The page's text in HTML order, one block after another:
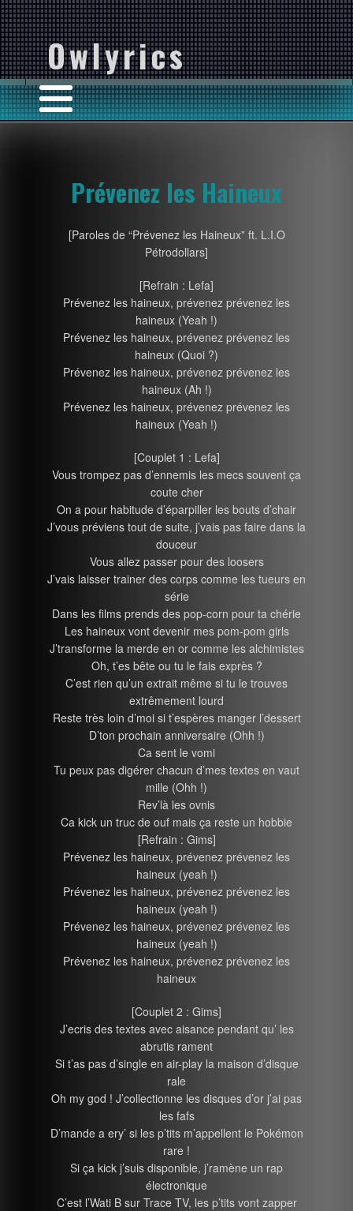
Owlyrics
Prévenez les Haineux
[Paroles de “Prévenez les Haineux” ft. L.I.O
Pétrodollars]
[Refrain : Lefa]
Prévenez les haineux, prévenez prévenez les
haineux (Yeah !)
Prévenez les haineux, prévenez prévenez les
haineux (Quoi ?)
Prévenez les haineux, prévenez prévenez les
haineux (Ah !)
Prévenez les haineux, prévenez prévenez les
haineux (Yeah !)
[Couplet 1 : Lefa]
Vous trompez pas d’ennemis les mecs souvent ça
coute cher
On a pour habitude d’éparpiller les bouts d’chair
J’vous préviens tout de suite, j’vais pas faire dans la
douceur
Vous allez passer pour des loosers
J’vais laisser trainer des corps comme les tueurs en
série
Dans les films prends des pop-corn pour ta chérie
Les haineux vont devenir mes pom-pom girls
J’transforme la merde en or comme les alchimistes
Oh, t’es bête ou tu le fais exprès ?
C’est rien qu’un extrait même si tu le trouves
extrêmement lourd
Reste très loin d’moi si t’espères manger l’dessert
D’ton prochain anniversaire (Ohh !)
Ca sent le vomi
Tu peux pas digérer chacun d’mes textes en vaut
mille (Ohh !)
Rev’là les ovnis
Ca kick un truc de ouf mais ça reste un hobbie
[Refrain : Gims]
Prévenez les haineux, prévenez prévenez les
haineux (yeah !)
Prévenez les haineux, prévenez prévenez les
haineux (yeah !)
Prévenez les haineux, prévenez prévenez les
haineux (yeah !)
Prévenez les haineux, prévenez prévenez les
haineux
[Couplet 2 : Gims]
J’ecris des textes avec aisance pendant qu’ les
abrutis rament
Si t’as pas d’single en air-play la maison d’disque
rale
Oh my god ! J’collectionne les disques d’or j’ai pas
les fafs
D’mande a ery’ si les p’tits m’appellent le Pokémon
rare !
Si ça kick j’suis disponible, j’ramène un rap
électronique
C’est l’Wati B sur Trace TV, les p’tits vont zapper